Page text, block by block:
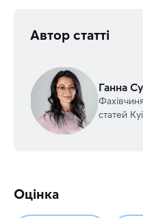
Автор статті
Ганна
статей
Оцінка